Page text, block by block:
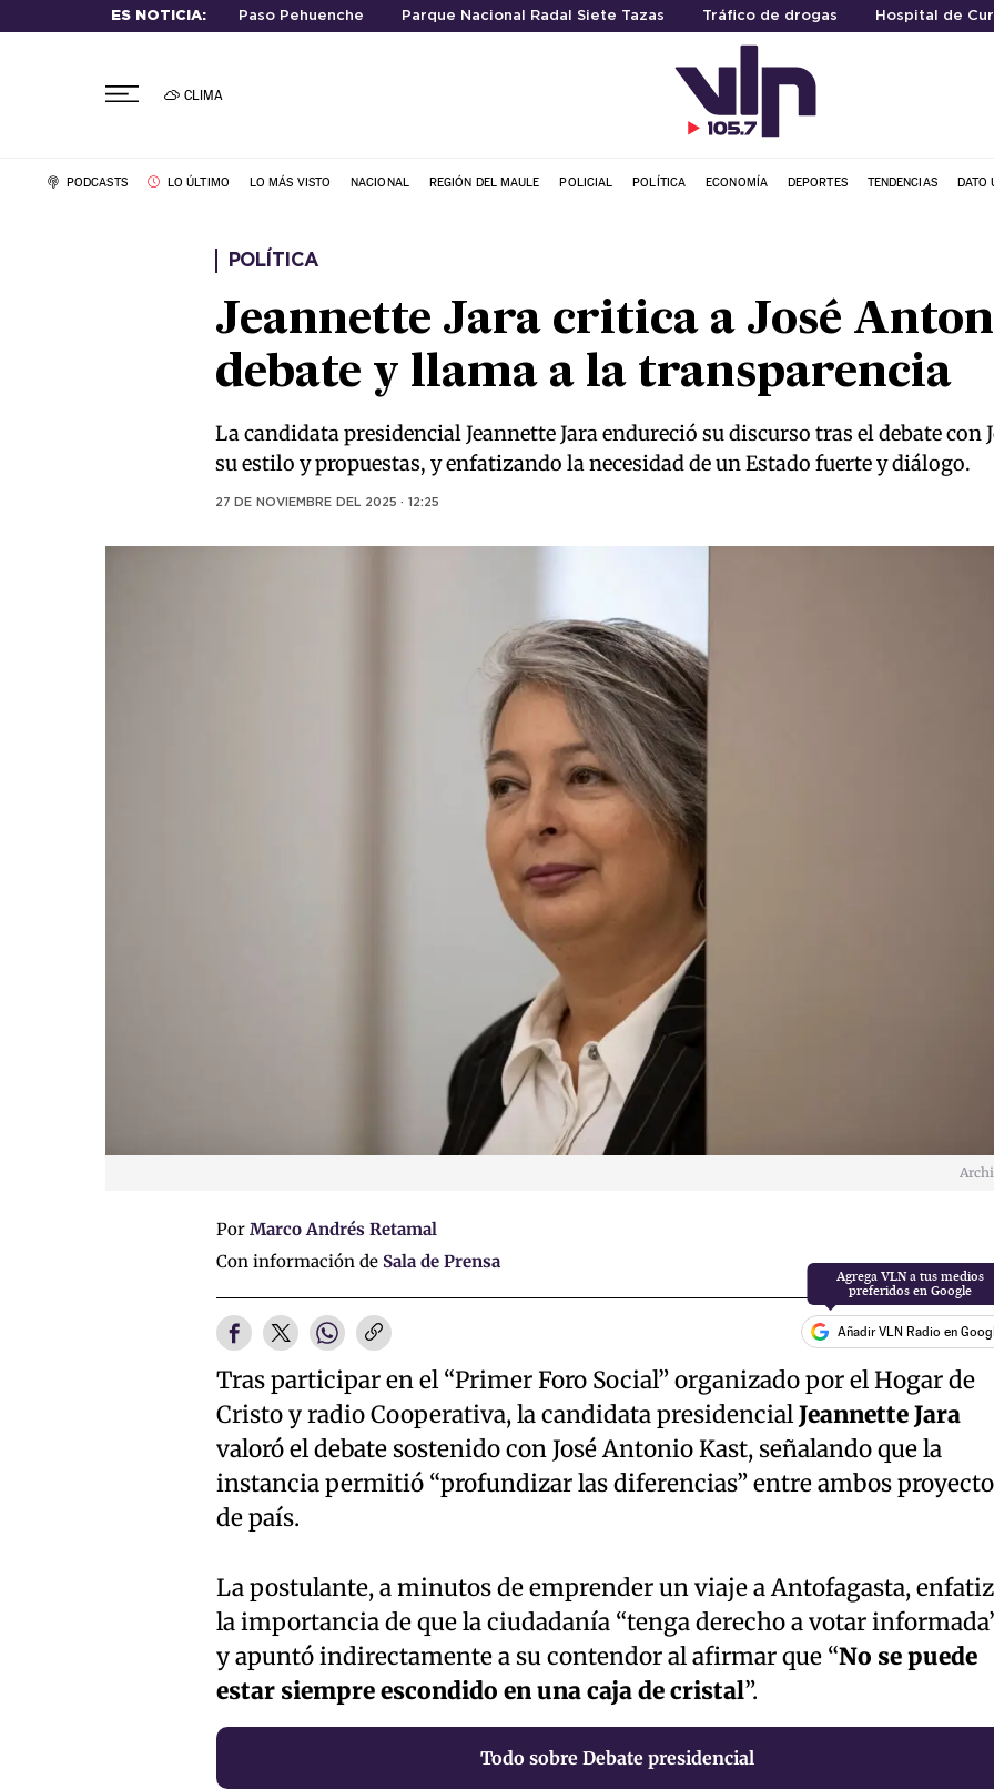
ES NOTICIA: Paso Pehuenche Parque Nacional Radal Siete Tazas Tráfico de drogas Hospital de
CLIMA
PODCASTS LO ÚLTIMO LO MÁS VISTO NACIONAL REGIÓN DEL MAULE POLICIAL POLÍTICA ECONOMÍA DEPORTES TENDENCIAS DATO
POLÍTICA
Jeannette Jara critica a José
debate y llama a la transparencia
La candidata presidencial Jeannette Jara endureció su discurso tras el debate
su estilo y propuestas, y enfatizando la necesidad de un Estado fuerte y diálogo.
27 DE NOVIEMBRE DEL 2025 · 12:25
Por Marco Andrés Retamal
Con información de Sala de Prensa
Añadir VLN Radio en
Tras participar en el “Primer Foro Social” organizado por el Hogar de
Cristo y radio Cooperativa, la candidata presidencialJeannette Jara
valoró el debate sostenido con José Antonio Kast, señalando que la
instancia permitió “profundizar las diferencias” entre ambos
de país.
La postulante, a minutos de emprender un viaje a Antofagasta,
la importancia de que la ciudadanía “tenga derecho a votar
y apuntó indirectamente a su contendor al afirmar que “No se puede
estar siempre escondido en una caja de cristal”.
Todo sobre Debate presidencial